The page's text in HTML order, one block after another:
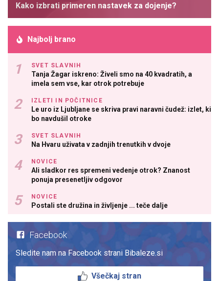
Kako izbrati primeren nastavek za dojenje?
Najbolj brano
SVET SLAVNIH
Tanja Žagar iskreno: Živeli smo na 40 kvadratih, a
imela sem vse, kar otrok potrebuje
IZLETI IN POČITNICE
Le uro iz Ljubljane se skriva pravi naravni čudež: izlet, ki
bo navdušil otroke
SVET SLAVNIH
Na Hvaru uživata v zadnjih trenutkih v dvoje
NOVICE
Ali sladkor res spremeni vedenje otrok? Znanost
ponuja presenetljiv odgovor
NOVICE
Postali ste družina in življenje ... teče dalje
Facebook
Sledite nam na Facebook strani Bibaleze.si
Všečkaj stran